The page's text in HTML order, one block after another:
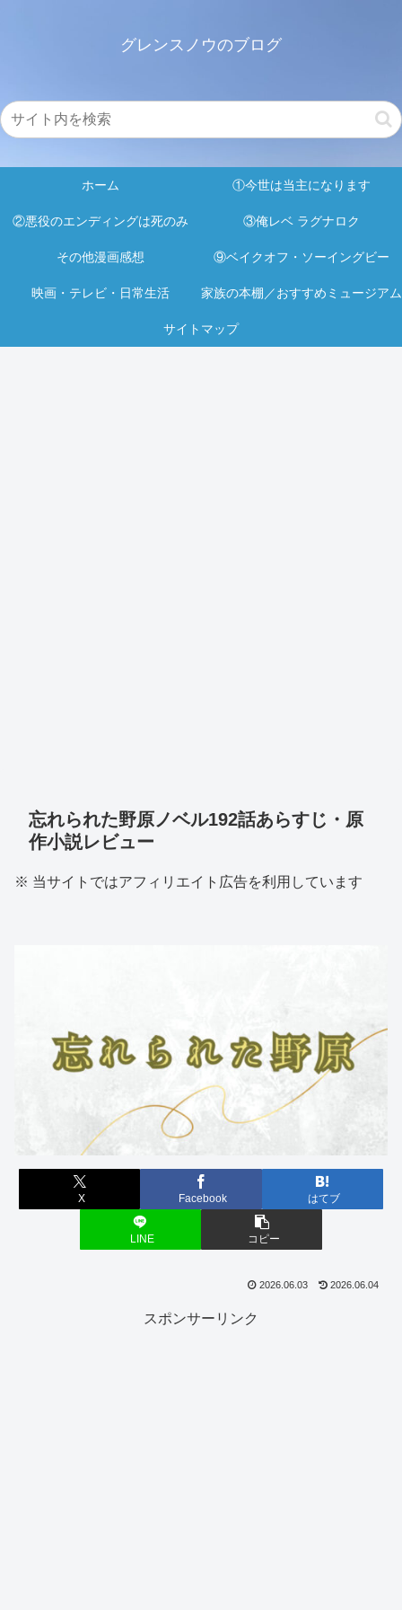
グレンスノウのブログ
ホーム ①今世は当主になります
②悪役のエンディングは死のみ ③俺レベ ラグナロク
その他漫画感想 ⑨ベイクオフ・ソーイングビー
映画・テレビ・日常生活 家族の本棚／おすすめミュージアム
サイトマップ
忘れられた野原ノベル192話あらすじ・原
作小説レビュー
※ 当サイトではアフィリエイト広告を利用しています
X Facebook はてブ
LINE コピー
2026.06.03 2026.06.04
スポンサーリンク